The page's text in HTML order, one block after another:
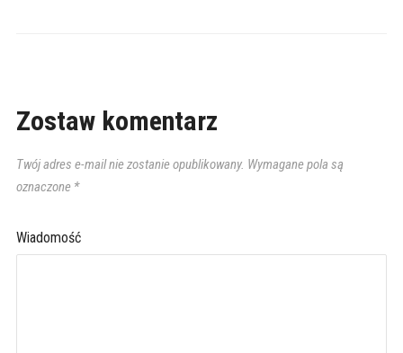
Zostaw komentarz
Twój adres e-mail nie zostanie opublikowany. Wymagane pola są
oznaczone *
Wiadomość